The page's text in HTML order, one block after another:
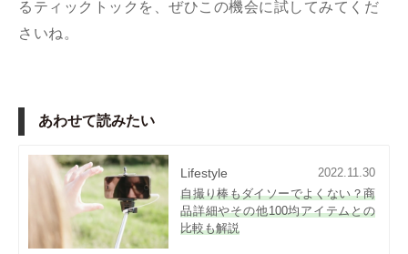
るティックトックを、ぜひこの機会に試してみてくだ
さいね。
あわせて読みたい
Lifestyle
2022.11.30
自撮り棒もダイソーでよくない？商
品詳細やその他100均アイテムとの
比較も解説